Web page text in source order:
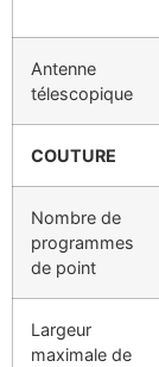
Antenne
télescopique
COUTURE
Nombre de
programmes
de point
Largeur
maximale de